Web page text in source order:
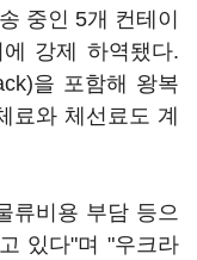
중인 5개 컨테이
강제 하역됐다.
을 포함해 왕복
료와 체선료도 계
류비용 부담 등으
있다"며 "우크라